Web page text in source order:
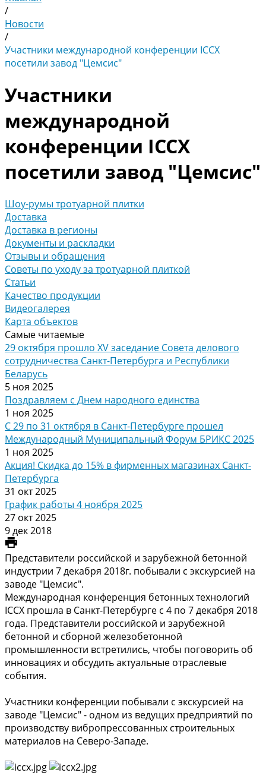
/
Новости
/
Участники международной конференции ICCX
посетили завод "Цемсис"
Участники
международной
конференции ICCX
посетили завод "Цемсис"
Шоу-румы тротуарной плитки
Доставка
Доставка в регионы
Документы и раскладки
Отзывы и обращения
Советы по уходу за тротуарной плиткой
Статьи
Качество продукции
Видеогалерея
Карта объектов
Самые читаемые
29 октября прошло XV заседание Совета делового
сотрудничества Санкт-Петербурга и Республики
Беларусь
5 ноя 2025
Поздравляем с Днем народного единства
1 ноя 2025
С 29 по 31 октября в Санкт-Петербурге прошел
Международный Муниципальный Форум БРИКС 2025
1 ноя 2025
Акция! Скидка до 15% в фирменных магазинах Санкт-
Петербурга
31 окт 2025
График работы 4 ноября 2025
27 окт 2025
9 дек 2018
Представители российской и зарубежной бетонной
индустрии 7 декабря 2018г. побывали с экскурсией на
заводе "Цемсис".
Международная конференция бетонных технологий
ICCX прошла в Санкт-Петербурге с 4 по 7 декабря 2018
года. Представители российской и зарубежной
бетонной и сборной железобетонной
промышленности встретились, чтобы поговорить об
инновациях и обсудить актуальные отраслевые
события.
Участники конференции побывали с экскурсией на
заводе "Цемсис" - одном из ведущих предприятий по
производству вибропрессованных строительных
материалов на Северо-Западе.